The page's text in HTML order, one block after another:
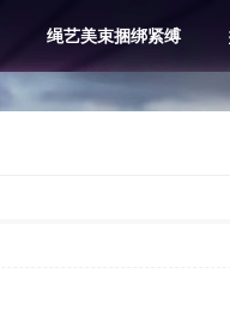
绳艺美束捆绑紧缚